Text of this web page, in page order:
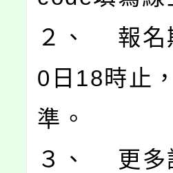
２、 報名
0日18時止
準。
３、 更多